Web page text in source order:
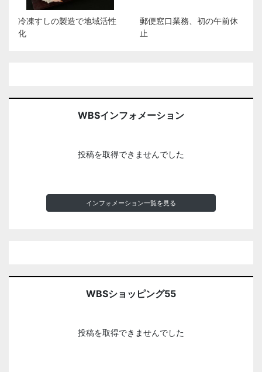
冷凍すしの製造で地域活性
化
郵便窓口業務、初の午前休
止
WBSインフォメーション
投稿を取得できませんでした
インフォメーション一覧を見る
WBSショッピング55
投稿を取得できませんでした